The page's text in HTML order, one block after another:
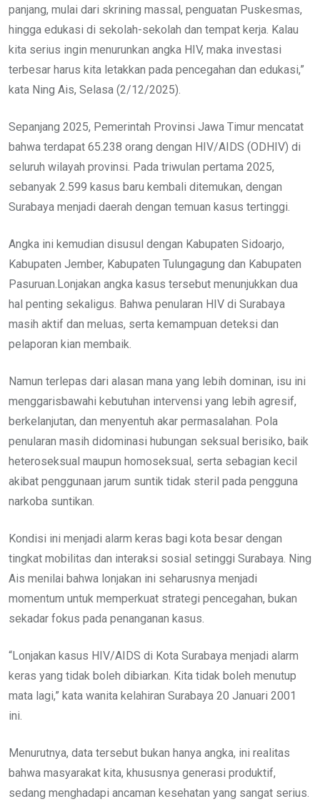
panjang, mulai dari skrining massal, penguatan Puskesmas,
hingga edukasi di sekolah-sekolah dan tempat kerja. Kalau
kita serius ingin menurunkan angka HIV, maka investasi
terbesar harus kita letakkan pada pencegahan dan edukasi,”
kata Ning Ais, Selasa (2/12/2025).
Sepanjang 2025, Pemerintah Provinsi Jawa Timur mencatat
bahwa terdapat 65.238 orang dengan HIV/AIDS (ODHIV) di
seluruh wilayah provinsi. Pada triwulan pertama 2025,
sebanyak 2.599 kasus baru kembali ditemukan, dengan
Surabaya menjadi daerah dengan temuan kasus tertinggi.
Angka ini kemudian disusul dengan Kabupaten Sidoarjo,
Kabupaten Jember, Kabupaten Tulungagung dan Kabupaten
Pasuruan.Lonjakan angka kasus tersebut menunjukkan dua
hal penting sekaligus. Bahwa penularan HIV di Surabaya
masih aktif dan meluas, serta kemampuan deteksi dan
pelaporan kian membaik.
Namun terlepas dari alasan mana yang lebih dominan, isu ini
menggarisbawahi kebutuhan intervensi yang lebih agresif,
berkelanjutan, dan menyentuh akar permasalahan. Pola
penularan masih didominasi hubungan seksual berisiko, baik
heteroseksual maupun homoseksual, serta sebagian kecil
akibat penggunaan jarum suntik tidak steril pada pengguna
narkoba suntikan.
Kondisi ini menjadi alarm keras bagi kota besar dengan
tingkat mobilitas dan interaksi sosial setinggi Surabaya. Ning
Ais menilai bahwa lonjakan ini seharusnya menjadi
momentum untuk memperkuat strategi pencegahan, bukan
sekadar fokus pada penanganan kasus.
“Lonjakan kasus HIV/AIDS di Kota Surabaya menjadi alarm
keras yang tidak boleh dibiarkan. Kita tidak boleh menutup
mata lagi,” kata wanita kelahiran Surabaya 20 Januari 2001
ini.
Menurutnya, data tersebut bukan hanya angka, ini realitas
bahwa masyarakat kita, khususnya generasi produktif,
sedang menghadapi ancaman kesehatan yang sangat serius.